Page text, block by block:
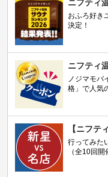
ニフティ
おふろ好き
決定！
ニフティ
ノジマモバ
格」で人気
【ニフテ
行ってみた
（全10回開